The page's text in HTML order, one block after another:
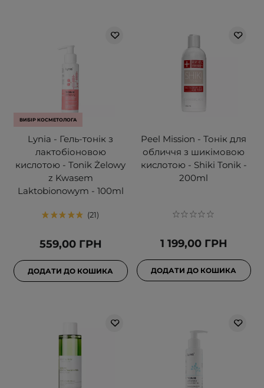
ВИБІР КОСМЕТОЛОГА
Lynia - Гель-тонік з
лактобіоновою
кислотою - Tonik Żelowy
z Kwasem
Laktobionowym - 100ml
21
559,00 ГРН
ДОДАТИ ДО КОШИКА
Peel Mission - Тонік для
обличчя з шикімовою
кислотою - Shiki Tonik -
200ml
1 199,00 ГРН
ДОДАТИ ДО КОШИКА